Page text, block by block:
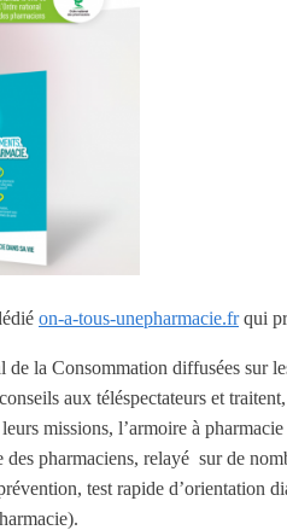
on-a-tous-unepharmacie.frqui
la Consommation diffusées sur
aux téléspectateurs et
missions, l’armoire à
pharmaciens, relayé sur de
test rapide d’orientation